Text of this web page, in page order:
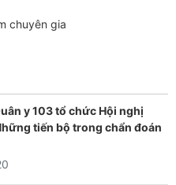
chuyên gia
y 103 tổ chức Hội nghị
tiến bộ trong chẩn đoán